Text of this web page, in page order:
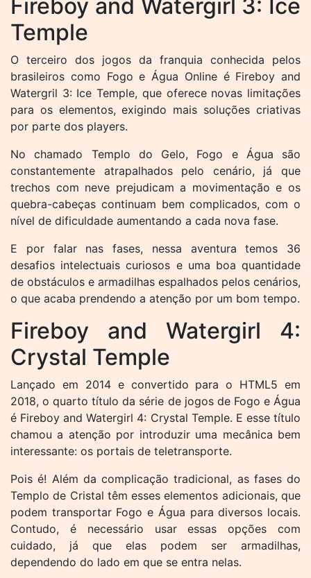
Fireboy and Watergirl 3: Ice
Temple
O terceiro dos jogos da franquia conhecida pelos
brasileiros como Fogo e Água Online é Fireboy and
Watergril 3: Ice Temple, que oferece novas limitações
para os elementos, exigindo mais soluções criativas
por parte dos players.
No chamado Templo do Gelo, Fogo e Água são
constantemente atrapalhados pelo cenário, já que
trechos com neve prejudicam a movimentação e os
quebra-cabeças continuam bem complicados, com o
nível de dificuldade aumentando a cada nova fase.
E por falar nas fases, nessa aventura temos 36
desafios intelectuais curiosos e uma boa quantidade
de obstáculos e armadilhas espalhados pelos cenários,
o que acaba prendendo a atenção por um bom tempo.
Fireboy and Watergirl 4:
Crystal Temple
Lançado em 2014 e convertido para o HTML5 em
2018, o quarto título da série de jogos de Fogo e Água
é Fireboy and Watergirl 4: Crystal Temple. E esse título
chamou a atenção por introduzir uma mecânica bem
interessante: os portais de teletransporte.
Pois é! Além da complicação tradicional, as fases do
Templo de Cristal têm esses elementos adicionais, que
podem transportar Fogo e Água para diversos locais.
Contudo, é necessário usar essas opções com
cuidado, já que elas podem ser armadilhas,
dependendo do lado em que se entra nelas.